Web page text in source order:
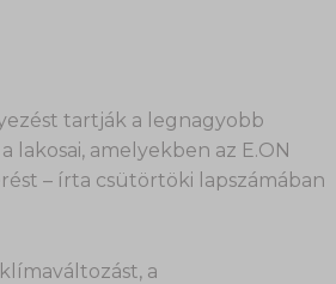
tartják a legnagyobb
lakosai, amelyekben az E.ON
– írta csütörtöki lapszámában
a